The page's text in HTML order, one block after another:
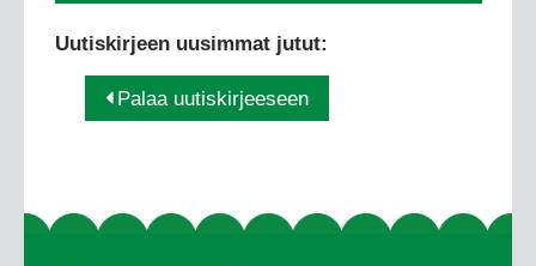
Uutiskirjeen uusimmat jutut:
Palaa uutiskirjeeseen